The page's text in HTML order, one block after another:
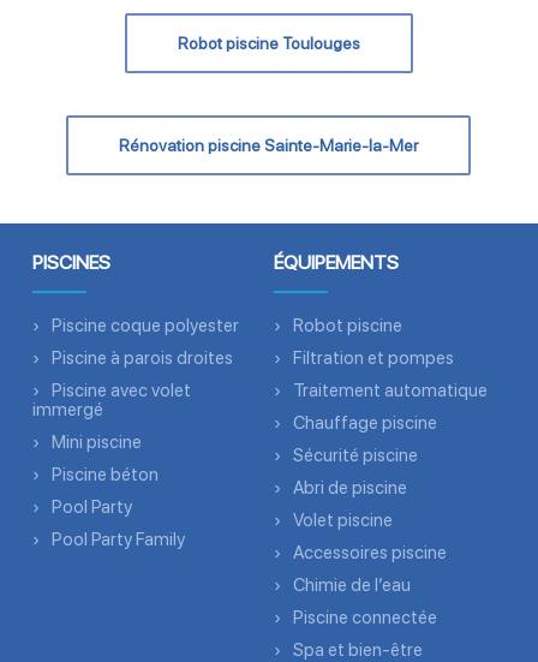
Robot piscine Toulouges
Rénovation piscine Sainte-Marie-la-Mer
PISCINES
Piscine coque polyester
Piscine à parois droites
Piscine avec volet
immergé
Mini piscine
Piscine béton
Pool Party
Pool Party Family
ÉQUIPEMENTS
Robot piscine
Filtration et pompes
Traitement automatique
Chauffage piscine
Sécurité piscine
Abri de piscine
Volet piscine
Accessoires piscine
Chimie de l’eau
Piscine connectée
Spa et bien-être